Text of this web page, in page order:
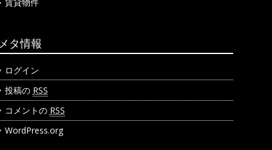
賃貸物件
タ情報
ログイン
投稿の RSS
コメントの RSS
WordPress.org